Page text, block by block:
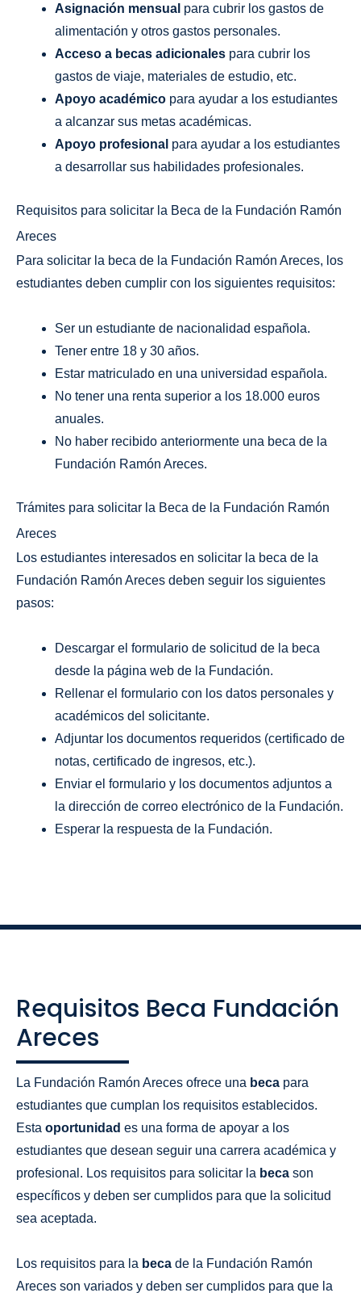
Asignación mensual para cubrir los gastos de
alimentación y otros gastos personales.
Acceso a becas adicionales para cubrir los
gastos de viaje, materiales de estudio, etc.
Apoyo académico para ayudar a los estudiantes
a alcanzar sus metas académicas.
Apoyo profesional para ayudar a los estudiantes
a desarrollar sus habilidades profesionales.
Requisitos para solicitar la Beca de la Fundación Ramón
Areces
Para solicitar la beca de la Fundación Ramón Areces, los
estudiantes deben cumplir con los siguientes requisitos:
Ser un estudiante de nacionalidad española.
Tener entre 18 y 30 años.
Estar matriculado en una universidad española.
No tener una renta superior a los 18.000 euros
anuales.
No haber recibido anteriormente una beca de la
Fundación Ramón Areces.
Trámites para solicitar la Beca de la Fundación Ramón
Areces
Los estudiantes interesados en solicitar la beca de la
Fundación Ramón Areces deben seguir los siguientes
pasos:
Descargar el formulario de solicitud de la beca
desde la página web de la Fundación.
Rellenar el formulario con los datos personales y
académicos del solicitante.
Adjuntar los documentos requeridos (certificado de
notas, certificado de ingresos, etc.).
Enviar el formulario y los documentos adjuntos a
la dirección de correo electrónico de la Fundación.
Esperar la respuesta de la Fundación.
Requisitos Beca Fundación
Areces
La Fundación Ramón Areces ofrece una beca para
estudiantes que cumplan los requisitos establecidos.
Esta oportunidad es una forma de apoyar a los
estudiantes que desean seguir una carrera académica y
profesional. Los requisitos para solicitar la beca son
específicos y deben ser cumplidos para que la solicitud
sea aceptada.
Los requisitos para la beca de la Fundación Ramón
Areces son variados y deben ser cumplidos para que la